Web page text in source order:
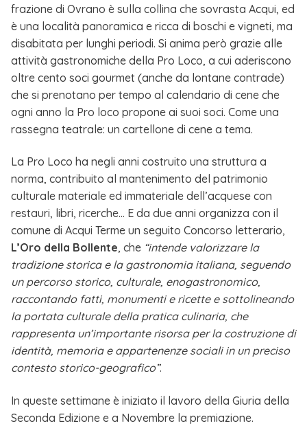
frazione di Ovrano è sulla collina che sovrasta Acqui, ed
è una località panoramica e ricca di boschi e vigneti, ma
disabitata per lunghi periodi. Si anima però grazie alle
attività gastronomiche della Pro Loco, a cui aderiscono
oltre cento soci gourmet (anche da lontane contrade)
che si prenotano per tempo al calendario di cene che
ogni anno la Pro loco propone ai suoi soci. Come una
rassegna teatrale: un cartellone di cene a tema.
La Pro Loco ha negli anni costruito una struttura a
norma, contribuito al mantenimento del patrimonio
culturale materiale ed immateriale dell’acquese con
restauri, libri, ricerche… E da due anni organizza con il
comune di Acqui Terme un seguito Concorso letterario,
L’Oro della Bollente, che “intende valorizzare la
tradizione storica e la gastronomia italiana, seguendo
un percorso storico, culturale, enogastronomico,
raccontando fatti, monumenti e ricette e sottolineando
la portata culturale della pratica culinaria, che
rappresenta un’importante risorsa per la costruzione di
identità, memoria e appartenenze sociali in un preciso
contesto storico-geografico”.
In queste settimane è iniziato il lavoro della Giuria della
Seconda Edizione e a Novembre la premiazione.